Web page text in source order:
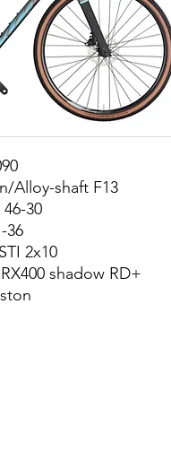
Alloy-shaft F13
30
36
2x10
shadow RD+